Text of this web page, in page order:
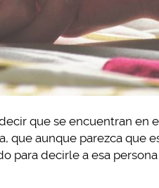
que se encuentran en
que aunque parezca que
para decirle a esa